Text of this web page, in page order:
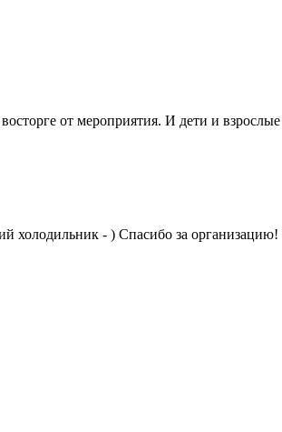
от мероприятия. И дети и
холодильник - ) Спасибо за